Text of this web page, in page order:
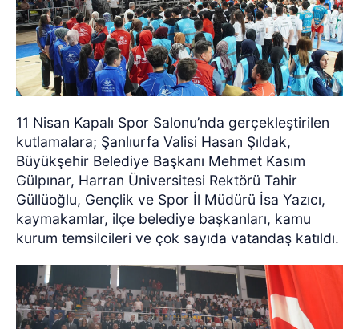
11 Nisan Kapalı Spor Salonu’nda gerçekleştirilen
kutlamalara; Şanlıurfa Valisi Hasan Şıldak,
Büyükşehir Belediye Başkanı Mehmet Kasım
Gülpınar, Harran Üniversitesi Rektörü Tahir
Güllüoğlu, Gençlik ve Spor İl Müdürü İsa Yazıcı,
kaymakamlar, ilçe belediye başkanları, kamu
kurum temsilcileri ve çok sayıda vatandaş katıldı.